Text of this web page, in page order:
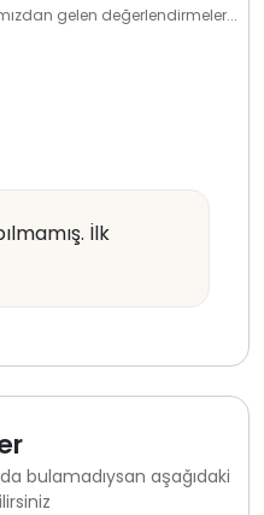
gelen değerlendirmeler...
İlk
bulamadıysan aşağıdaki